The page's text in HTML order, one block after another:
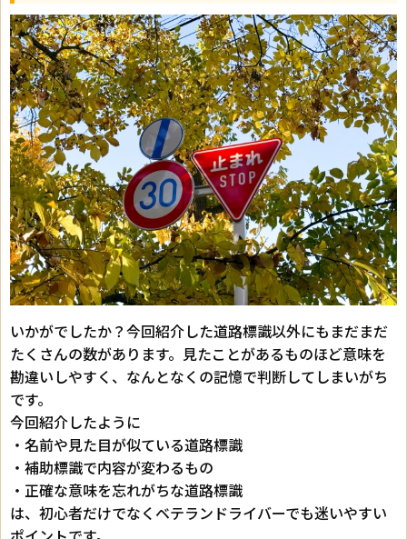
いかがでしたか？今回紹介した道路標識以外にもまだまだ
たくさんの数があります。見たことがあるものほど意味を
勘違いしやすく、なんとなくの記憶で判断してしまいがち
です。
今回紹介したように
・名前や見た目が似ている道路標識
・補助標識で内容が変わるもの
・正確な意味を忘れがちな道路標識
は、初心者だけでなくベテランドライバーでも迷いやすい